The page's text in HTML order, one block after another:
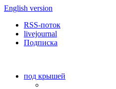
English version
RSS-поток
livejournal
Подписка
под крышей